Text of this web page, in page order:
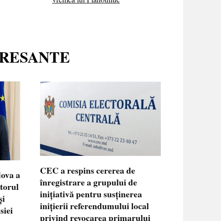
a
CEC a respins cererea de
înregistrare a grupului de
inițiativă pentru susținerea
inițierii referendumului local
privind revocarea primarului